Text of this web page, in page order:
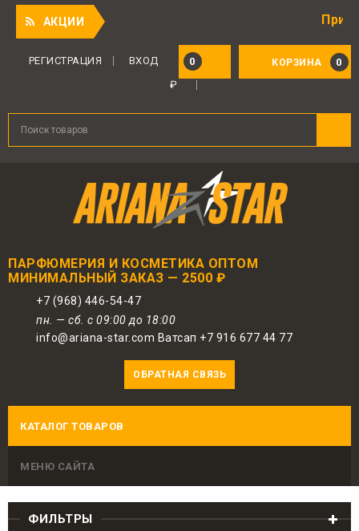
АКЦИИ Приятный
КОРЗИНА 0
0
РЕГИСТРАЦИЯ
ВХОД
₽
ПАРФЮМЕРИЯ И КОСМЕТИКА ОПТОМ
МИНИМАЛЬНЫЙ ЗАКАЗ — 2500 ₽
+7 (968) 446-54-47
пн. — сб. с 09:00 до 18:00
info@ariana-star.com Ватсап +7 916 677 44 77
ОБРАТНАЯ СВЯЗЬ
КАТАЛОГ ТОВАРОВ
МЕНЮ САЙТА
ФИЛЬТРЫ